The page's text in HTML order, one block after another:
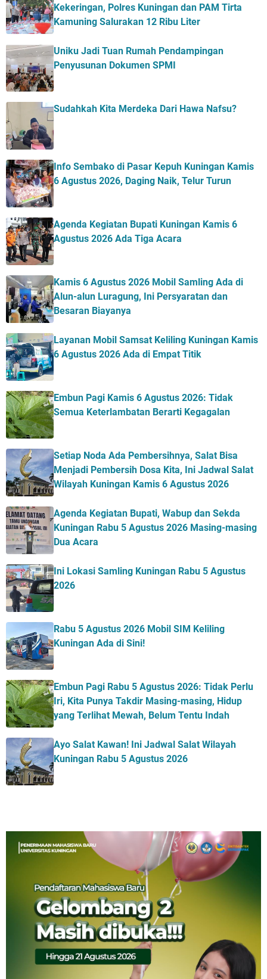
Kekeringan, Polres Kuningan dan PAM Tirta
Kamuning Salurakan 12 Ribu Liter
Uniku Jadi Tuan Rumah Pendampingan
Penyusunan Dokumen SPMI
Sudahkah Kita Merdeka Dari Hawa Nafsu?
Info Sembako di Pasar Kepuh Kuningan Kamis
6 Agustus 2026, Daging Naik, Telur Turun
Agenda Kegiatan Bupati Kuningan Kamis 6
Agustus 2026 Ada Tiga Acara
Kamis 6 Agustus 2026 Mobil Samling Ada di
Alun-alun Luragung, Ini Persyaratan dan
Besaran Biayanya
Layanan Mobil Samsat Keliling Kuningan Kamis
6 Agustus 2026 Ada di Empat Titik
Embun Pagi Kamis 6 Agustus 2026: Tidak
Semua Keterlambatan Berarti Kegagalan
Setiap Noda Ada Pembersihnya, Salat Bisa
Menjadi Pembersih Dosa Kita, Ini Jadwal Salat
Wilayah Kuningan Kamis 6 Agustus 2026
Agenda Kegiatan Bupati, Wabup dan Sekda
Kuningan Rabu 5 Agustus 2026 Masing-masing
Dua Acara
Ini Lokasi Samling Kuningan Rabu 5 Agustus
2026
Rabu 5 Agustus 2026 Mobil SIM Keliling
Kuningan Ada di Sini!
Embun Pagi Rabu 5 Agustus 2026: Tidak Perlu
Iri, Kita Punya Takdir Masing-masing, Hidup
yang Terlihat Mewah, Belum Tentu Indah
Ayo Salat Kawan! Ini Jadwal Salat Wilayah
Kuningan Rabu 5 Agustus 2026